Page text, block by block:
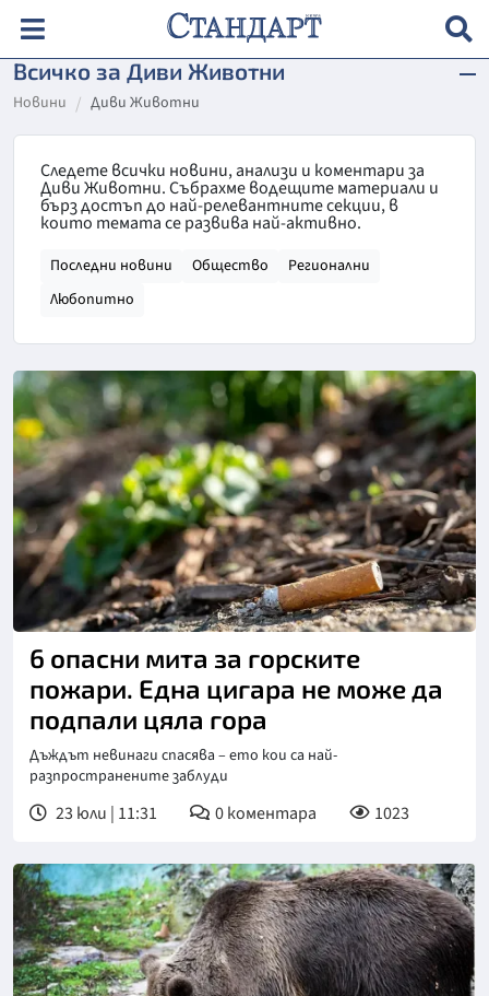
Всичко за Диви Животни
Новини Диви Животни
Следете всички новини, анализи и коментари за
Диви Животни. Събрахме водещите материали и
бърз достъп до най-релевантните секции, в
които темата се развива най-активно.
Последни новини Общество
Регионални
Любопитно
6 опасни мита за горските
пожари. Една цигара не може да
подпали цяла гора
Дъждът невинаги спасява – ето кои са най-
разпространените заблуди
23 юли | 11:31 0коментара 1023